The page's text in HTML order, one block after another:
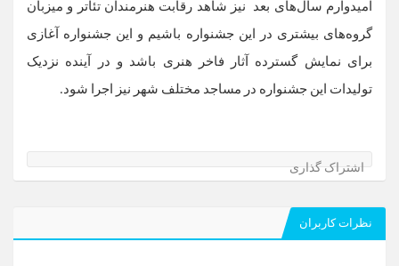
امیدوارم سال‌های بعد نیز شاهد رقابت هنرمندان تئاتر و میزبان
گروه‌های بیشتری در این جشنواره باشیم و این جشنواره آغازی
برای نمایش گسترده آثار فاخر هنری باشد و در آینده نزدیک
تولیدات این جشنواره در مساجد مختلف شهر نیز اجرا شود.
اشتراک گذاری
نظرات کاربران